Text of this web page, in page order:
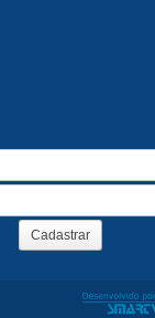
Cadastrar